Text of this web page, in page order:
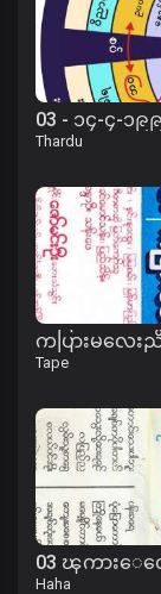
Thardu
ကပြားမလေ
Tape
03 ၾကားေလ
Haha